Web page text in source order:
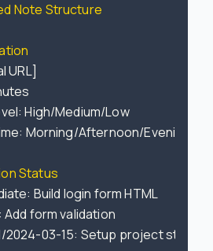
Note Structure
ADHD Energy Level: High/Medium/Low
Morning/Afternoon/Evening
Status
03-15: Setup project